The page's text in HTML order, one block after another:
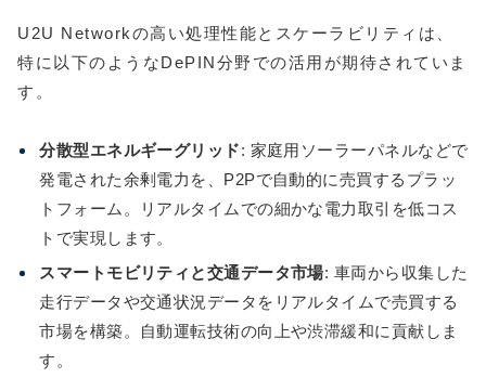
U2U Networkの高い処理性能とスケーラビリティは、
特に以下のようなDePIN分野での活用が期待されていま
す。
分散型エネルギーグリッド: 家庭用ソーラーパネルなどで
発電された余剰電力を、P2Pで自動的に売買するプラッ
トフォーム。リアルタイムでの細かな電力取引を低コス
トで実現します。
スマートモビリティと交通データ市場: 車両から収集した
走行データや交通状況データをリアルタイムで売買する
市場を構築。自動運転技術の向上や渋滞緩和に貢献しま
す。